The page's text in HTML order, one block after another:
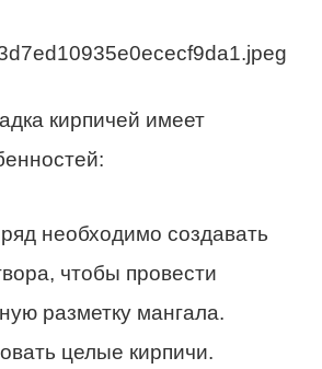
кирпичей имеет
необходимо создавать
чтобы провести
разметку мангала.
целые кирпичи.